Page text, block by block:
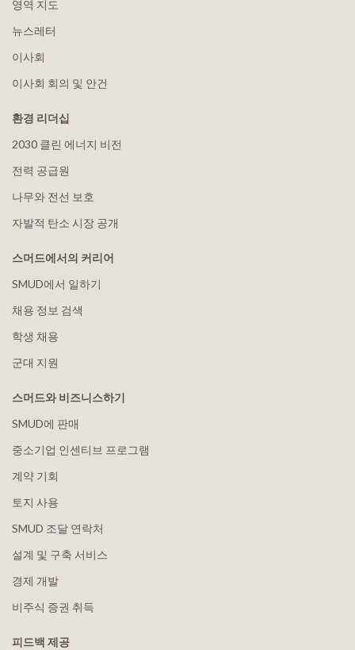
영역 지도
뉴스레터
이사회
이사회 회의 및 안건
환경 리더십
2030 클린 에너지 비전
전력 공급원
나무와 전선 보호
자발적 탄소 시장 공개
스머드에서의 커리어
SMUD에서 일하기
채용 정보 검색
학생 채용
군대 지원
스머드와 비즈니스하기
SMUD에 판매
중소기업 인센티브 프로그램
계약 기회
토지 사용
SMUD 조달 연락처
설계 및 구축 서비스
경제 개발
비주식 증권 취득
피드백 제공